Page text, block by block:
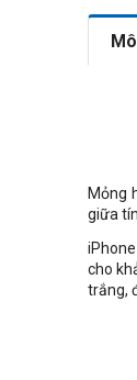
Mỏng
giữa
cho
trắng,